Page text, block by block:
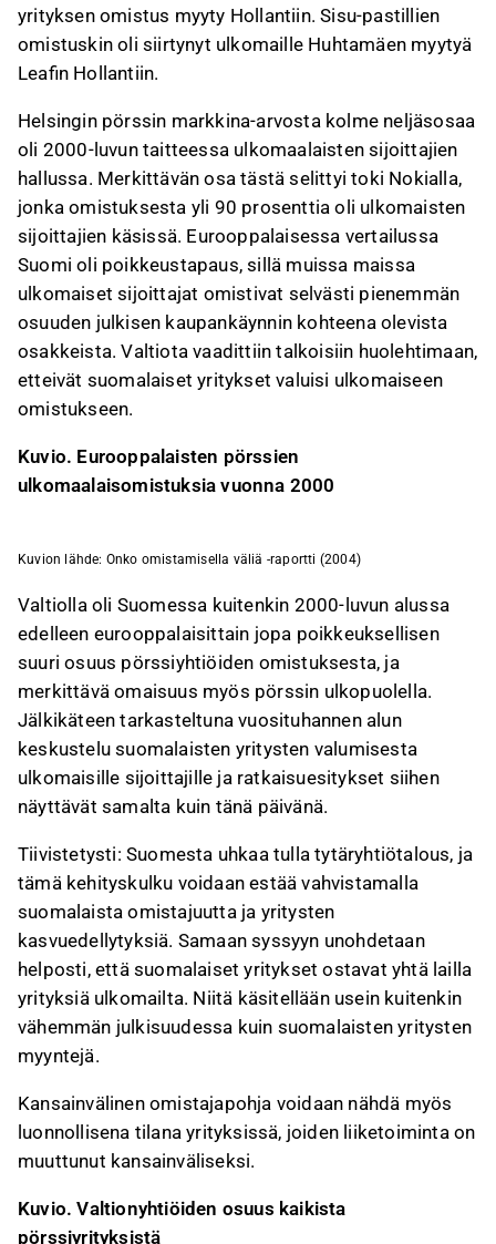
yrityksen omistus myyty Hollantiin. Sisu-pastillien
omistuskin oli siirtynyt ulkomaille Huhtamäen myytyä
Leafin Hollantiin.
Helsingin pörssin markkina-arvosta kolme neljäsosaa
oli 2000-luvun taitteessa ulkomaalaisten sijoittajien
hallussa. Merkittävän osa tästä selittyi toki Nokialla,
jonka omistuksesta yli 90 prosenttia oli ulkomaisten
sijoittajien käsissä. Eurooppalaisessa vertailussa
Suomi oli poikkeustapaus, sillä muissa maissa
ulkomaiset sijoittajat omistivat selvästi pienemmän
osuuden julkisen kaupankäynnin kohteena olevista
osakkeista. Valtiota vaadittiin talkoisiin huolehtimaan,
etteivät suomalaiset yritykset valuisi ulkomaiseen
omistukseen.
Kuvio. Eurooppalaisten pörssien
ulkomaalaisomistuksia vuonna 2000
Kuvion lähde: Onko omistamisella väliä -raportti (2004)
Valtiolla oli Suomessa kuitenkin 2000-luvun alussa
edelleen eurooppalaisittain jopa poikkeuksellisen
suuri osuus pörssiyhtiöiden omistuksesta, ja
merkittävä omaisuus myös pörssin ulkopuolella.
Jälkikäteen tarkasteltuna vuosituhannen alun
keskustelu suomalaisten yritysten valumisesta
ulkomaisille sijoittajille ja ratkaisuesitykset siihen
näyttävät samalta kuin tänä päivänä.
Tiivistetysti: Suomesta uhkaa tulla tytäryhtiötalous, ja
tämä kehityskulku voidaan estää vahvistamalla
suomalaista omistajuutta ja yritysten
kasvuedellytyksiä. Samaan syssyyn unohdetaan
helposti, että suomalaiset yritykset ostavat yhtä lailla
yrityksiä ulkomailta. Niitä käsitellään usein kuitenkin
vähemmän julkisuudessa kuin suomalaisten yritysten
myyntejä.
Kansainvälinen omistajapohja voidaan nähdä myös
luonnollisena tilana yrityksissä, joiden liiketoiminta on
muuttunut kansainväliseksi.
Kuvio. Valtionyhtiöiden osuus kaikista
pörssiyrityksistä